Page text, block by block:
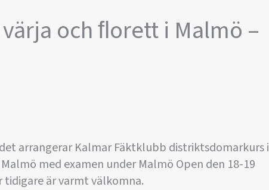
och ﬂorett i Malmö –
arrangerar Kalmar Fäktklubb distriktsdomarkurs i
med examen under Malmö Open den 18-19
tidigare är varmt välkomna.